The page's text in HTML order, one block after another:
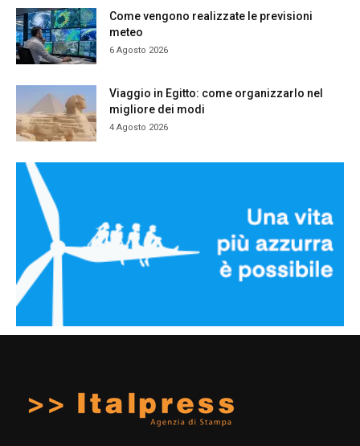
Come vengono realizzate le previsioni
meteo
6 Agosto 2026
Viaggio in Egitto: come organizzarlo nel
migliore dei modi
4 Agosto 2026